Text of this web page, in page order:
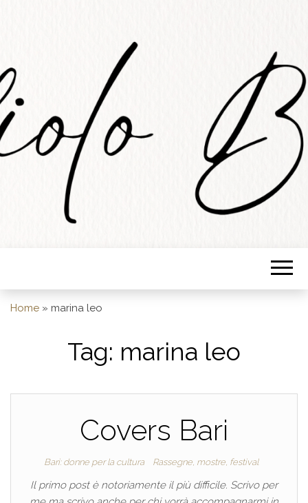
STUDIOLO
BARESE
Home » marina leo
Tag: marina leo
Covers Bari
Bari: donne per la cultura Rassegne, mostre, festival
Il primo post è notoriamente il più difficile. Scrivo per